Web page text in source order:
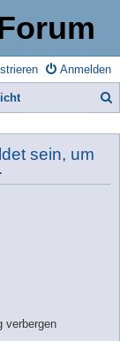
Anmelden
sein, um
verbergen